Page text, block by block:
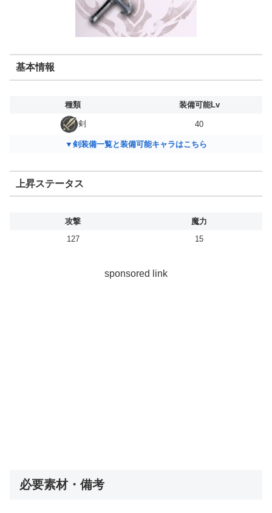
基本情報
種類 装備可能Lv
剣 40
▼剣装備一覧と装備可能キャラはこちら
上昇ステータス
攻撃
魔力
127
15
sponsored link
必要素材・備考